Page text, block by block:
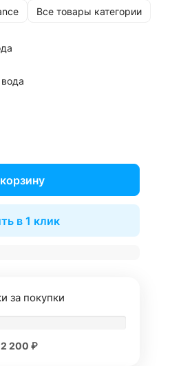
Все товары категории
в 1 клик
за покупки
2 200 ₽